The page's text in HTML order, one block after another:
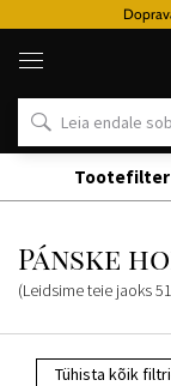
Käekell
Pánske
(Leidsime teie jaoks51
Tühista kõik
Tootefilter